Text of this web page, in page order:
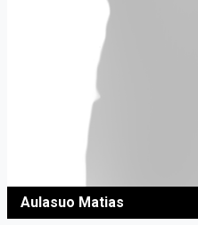
Aulasuo Matias